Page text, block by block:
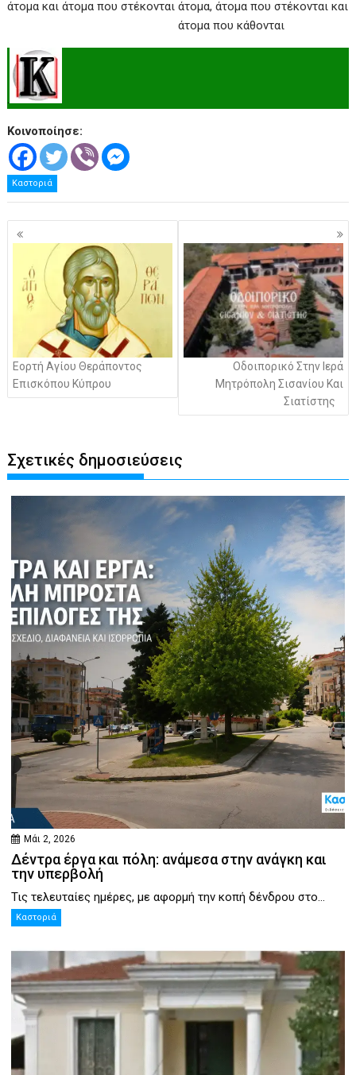
.
Κοινοποίησε:
Καστοριά
Πλοήγηση
άρθρων
Εορτή Αγίου Θεράποντος
Επισκόπου Κύπρου
Οδοιπορικό Στην Ιερά
Μητρόπολη Σισανίου Και
Σιατίστης
Σχετικές δημοσιεύσεις
Μάι 2, 2026
Δέντρα έργα και πόλη: ανάμεσα στην ανάγκη και
την υπερβολή
Τις τελευταίες ημέρες, με αφορμή την κοπή δένδρου στο...
Καστοριά